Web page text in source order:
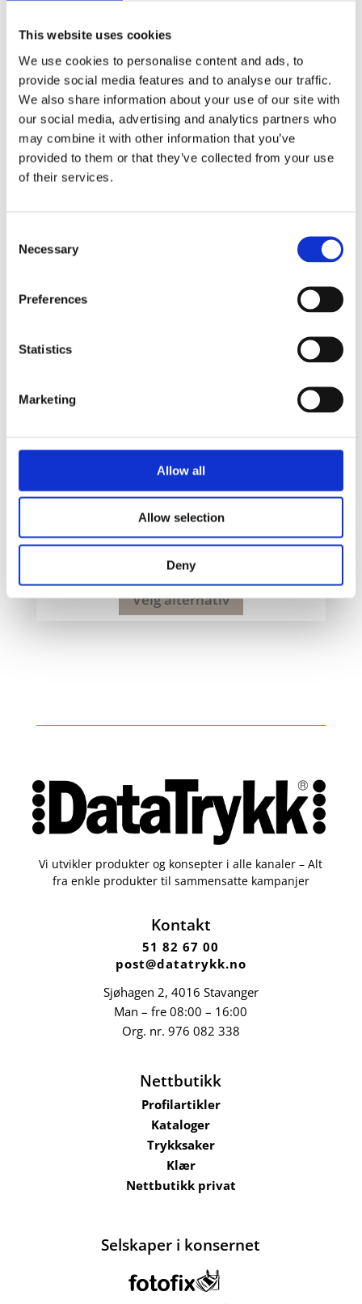
This website uses cookies
We use cookies to personalise content and ads, to
provide social media features and to analyse our traffic.
We also share information about your use of our site with
our social media, advertising and analytics partners who
may combine it with other information that you’ve
provided to them or that they’ve collected from your use
of their services.
Selection
Necessary
Preferences
Statistics
Marketing
Allow all
Allow selection
Deny
Evi fullfarget festivalarmbånd metall
11kr
Velg alternativ
High-five håndklapper
4kr
Velg alternativ
Vi utvikler produkter og konsepter i alle kanaler – Alt
fra enkle produkter til sammensatte kampanjer
Kontakt
51 82 67 00
post@datatrykk.no
Sjøhagen 2, 4016 Stavanger
Man – fre 08:00 – 16:00
Org. nr. 976 082 338
Nettbutikk
Profilartikler
Kataloger
Trykksaker
Klær
Nettbutikk privat
Selskaper i konsernet